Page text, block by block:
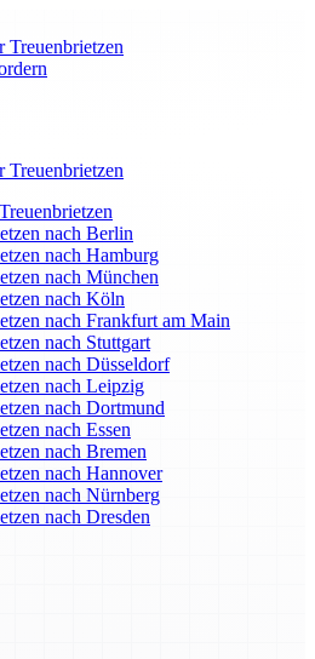
nach Berlin
nach Hamburg
nach München
nach Köln
nach Frankfurt am Main
nach Stuttgart
nach Düsseldorf
nach Leipzig
nach Dortmund
nach Essen
nach Bremen
nach Hannover
nach Nürnberg
nach Dresden